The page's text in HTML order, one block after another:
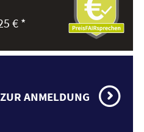
€ *
ZUR ANMELDUNG